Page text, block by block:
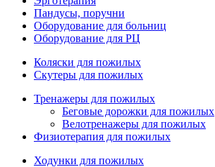
Пандусы, поручни
Оборудование для больниц
Оборудование для РЦ
Коляски для пожилых
Скутеры для пожилых
Тренажеры для пожилых
Беговые дорожки для пожилых
Велотренажеры для пожилых
Физиотерапия для пожилых
Ходунки для пожилых